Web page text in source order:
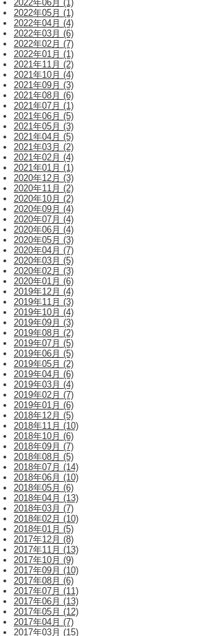
2022年06月 (1)
2022年05月 (1)
2022年04月 (4)
2022年03月 (6)
2022年02月 (7)
2022年01月 (1)
2021年11月 (2)
2021年10月 (4)
2021年09月 (3)
2021年08月 (6)
2021年07月 (1)
2021年06月 (5)
2021年05月 (3)
2021年04月 (5)
2021年03月 (2)
2021年02月 (4)
2021年01月 (1)
2020年12月 (3)
2020年11月 (2)
2020年10月 (2)
2020年09月 (4)
2020年07月 (4)
2020年06月 (4)
2020年05月 (3)
2020年04月 (7)
2020年03月 (5)
2020年02月 (3)
2020年01月 (6)
2019年12月 (4)
2019年11月 (3)
2019年10月 (4)
2019年09月 (3)
2019年08月 (2)
2019年07月 (5)
2019年06月 (5)
2019年05月 (2)
2019年04月 (6)
2019年03月 (4)
2019年02月 (7)
2019年01月 (6)
2018年12月 (5)
2018年11月 (10)
2018年10月 (6)
2018年09月 (7)
2018年08月 (5)
2018年07月 (14)
2018年06月 (10)
2018年05月 (6)
2018年04月 (13)
2018年03月 (7)
2018年02月 (10)
2018年01月 (5)
2017年12月 (8)
2017年11月 (13)
2017年10月 (9)
2017年09月 (10)
2017年08月 (6)
2017年07月 (11)
2017年06月 (13)
2017年05月 (12)
2017年04月 (7)
2017年03月 (15)